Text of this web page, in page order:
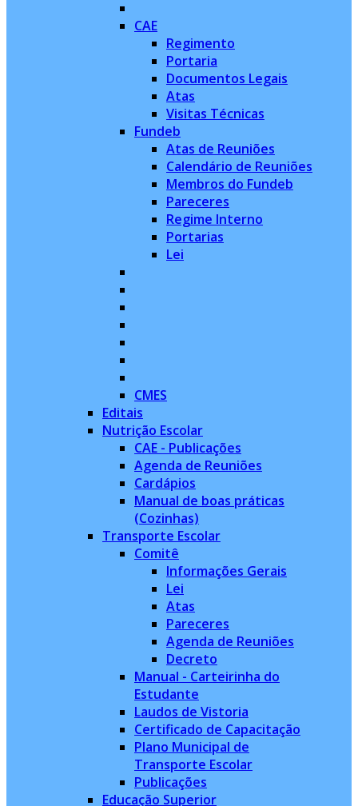
CAE
Regimento
Portaria
Documentos Legais
Atas
Visitas Técnicas
Fundeb
Atas de Reuniões
Calendário de Reuniões
Membros do Fundeb
Pareceres
Regime Interno
Portarias
Lei
CMES
Editais
Nutrição Escolar
CAE - Publicações
Agenda de Reuniões
Cardápios
Manual de boas práticas
(Cozinhas)
Transporte Escolar
Comitê
Informações Gerais
Lei
Atas
Pareceres
Agenda de Reuniões
Decreto
Manual - Carteirinha do
Estudante
Laudos de Vistoria
Certificado de Capacitação
Plano Municipal de
Transporte Escolar
Publicações
Educação Superior